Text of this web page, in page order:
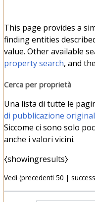
This page provides a
finding entities
value. Other available
property search, and the
Cerca per proprietà
Una lista di tutte le
di pubblicazione
Siccome ci sono solo
anche i valori vicini.
⧼showingresults⧽
Vedi (precedenti 50 |